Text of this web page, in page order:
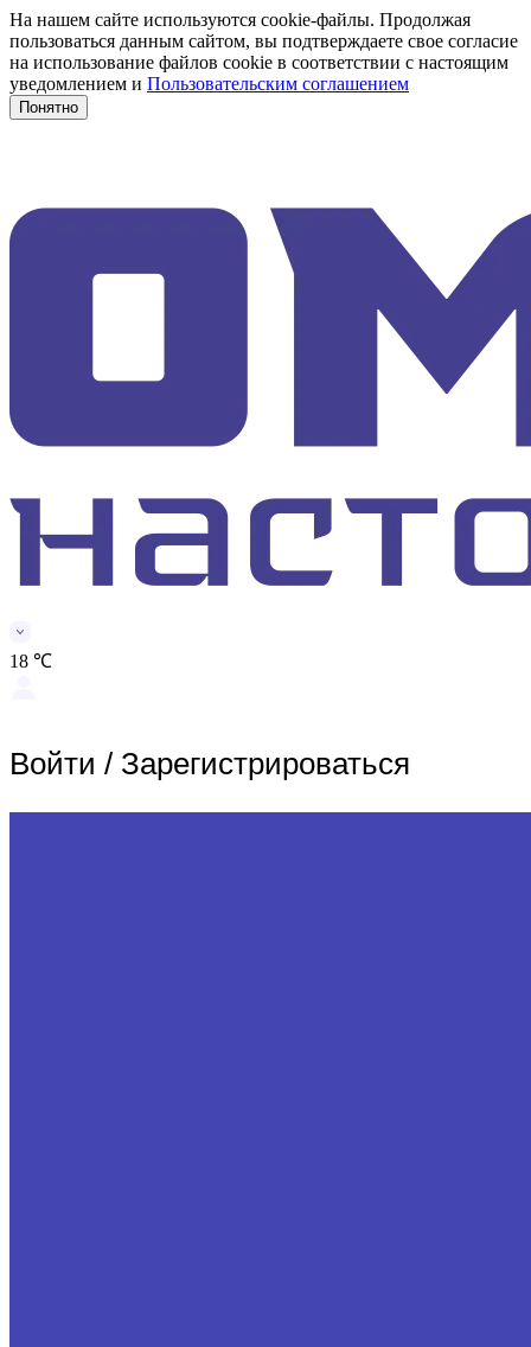
На нашем сайте используются cookie-файлы. Продолжая
пользоваться данным сайтом, вы подтверждаете свое согласие
на использование файлов cookie в соответствии с настоящим
уведомлением и Пользовательским соглашением
Понятно
18 ℃
Войти / Зарегистрироваться